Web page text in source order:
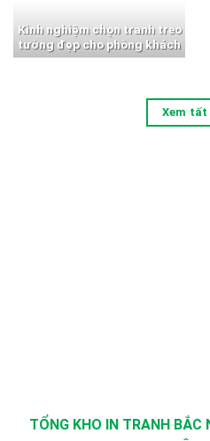
Kinh nghiệm chọn tranh treo
tường đẹp cho phòng khách
Xem tất
TỔNG KHO IN TRANH